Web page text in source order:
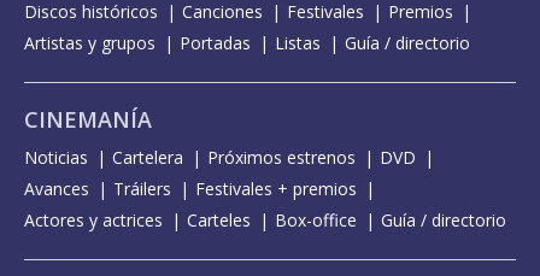
Discos históricos
Canciones Festivales
Premios
Artistas y grupos
Portadas Listas Guía / directorio
CINEMANÍA
Noticias Cartelera Próximos estrenos
DVD
Avances
Tráilers
Festivales + premios
Actores y actrices
Carteles Box-office Guía / directorio